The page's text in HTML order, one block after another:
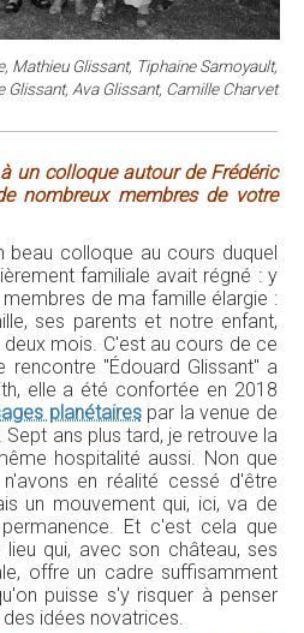
Mathieu Glissant, Tiphaine Samoyault,
Glissant, Ava Glissant, Camille Charvet
un colloque autour de Frédéric
nombreux membres de votre
beau colloque au cours duquel
familiale avait régné : y
de ma famille élargie :
ses parents et notre enfant,
mois. C'est au cours de ce
rencontre "Édouard Glissant" a
elle a été confortée en 2018
planétairespar la venue de
Sept ans plus tard, je retrouve la
hospitalité aussi. Non que
en réalité cessé d'être
un mouvement qui, ici, va de
Et c'est cela que
qui, avec son château, ses
offre un cadre suffisamment
puisse s'y risquer à penser
idées novatrices.